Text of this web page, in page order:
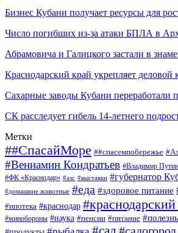
Бизнес Кубани получает ресурсы для
Число погибших из-за атаки БПЛА в
Абрамовича и Галицкого застали в
Краснодарский край укрепляет
Сахарные заводы Кубани переработали
СК расследует гибель 14-летнего
Метки
##СпасайМоре ##спасемпобережье
#Вениамин Кондратьев #Владимир Путин
#ФК «Краснодар» #азс #выставки #губернатор
#домашние животные #еда #здоровое питание
#ипотека #краснодар
#минобороны #наука #пенсии #питание